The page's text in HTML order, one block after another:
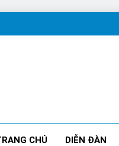
CHỦ DIỄN ĐÀN